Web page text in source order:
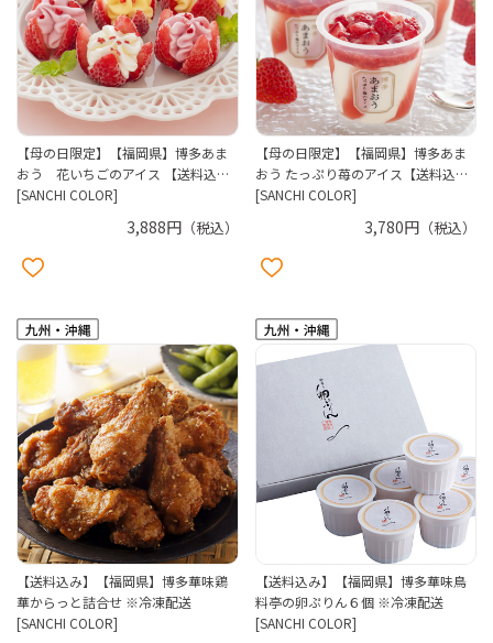
【母の日限定】【福岡県】博多あま
おう 花いちごのアイス 【送料込…
[SANCHI COLOR]
3,888円（税込）
【母の日限定】【福岡県】博多あま
おう たっぷり苺のアイス【送料込…
[SANCHI COLOR]
3,780円 （税込）
【送料込み】【福岡県】博多華味鶏
華からっと詰合せ ※冷凍配送
[SANCHI COLOR]
【送料込み】【福岡県】博多華味鳥
料亭の卵ぷりん６個 ※冷凍配送
[SANCHI COLOR]